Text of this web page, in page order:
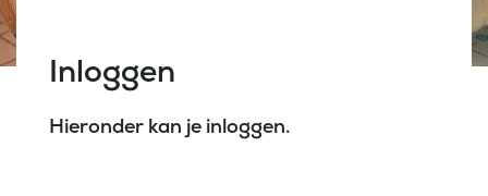
Inloggen
Hieronder kan je inloggen.